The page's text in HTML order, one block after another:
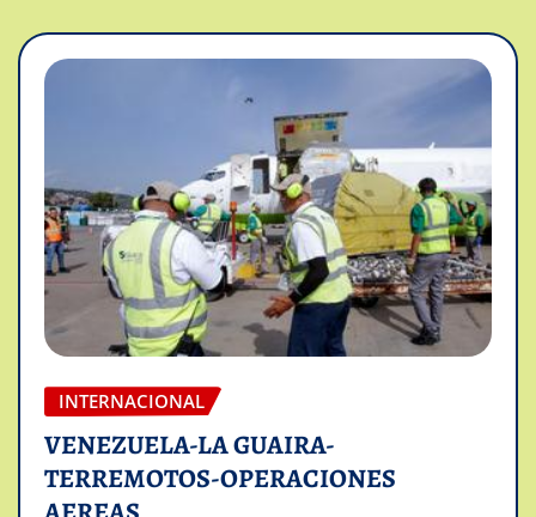
INTERNACIONAL
VENEZUELA-LA GUAIRA-
TERREMOTOS-OPERACIONES